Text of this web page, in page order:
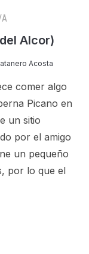
Alcor)
Acosta
comer algo
Picano en
un sitio
por el amigo
un pequeño
por lo que el